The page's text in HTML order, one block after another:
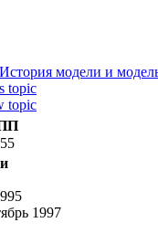
История модели и
1997